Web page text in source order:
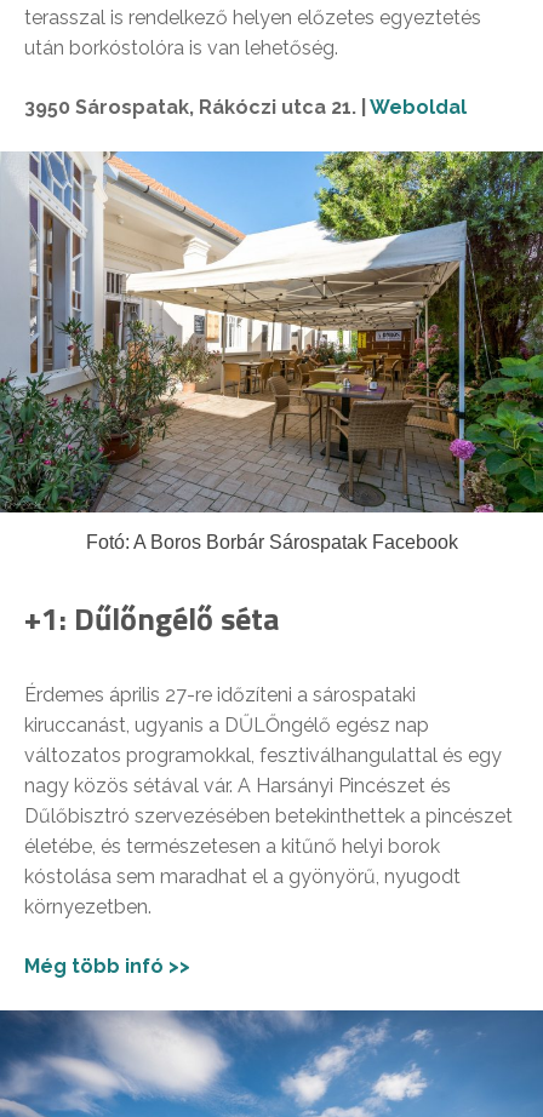
terasszal is rendelkező helyen előzetes egyeztetés
után borkóstolóra is van lehetőség.
3950 Sárospatak, Rákóczi utca 21. | Weboldal
Fotó: A Boros Borbár Sárospatak Facebook
+1: Dűlőngélő séta
Érdemes április 27-re időzíteni a sárospataki
kiruccanást, ugyanis a DŰLŐngélő egész nap
változatos programokkal, fesztiválhangulattal és egy
nagy közös sétával vár. A Harsányi Pincészet és
Dűlőbisztró szervezésében betekinthettek a pincészet
életébe, és természetesen a kitűnő helyi borok
kóstolása sem maradhat el a gyönyörű, nyugodt
környezetben.
Még több infó >>